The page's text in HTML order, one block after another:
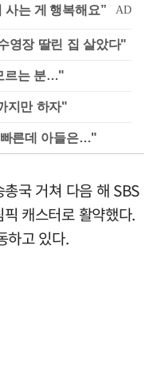
영장 딸린 집 살았다"
르는 분…"
지만 하자"
른데 아들은…"
국 거쳐 다음 해 SBS
캐스터로 활약했다.
하고 있다.